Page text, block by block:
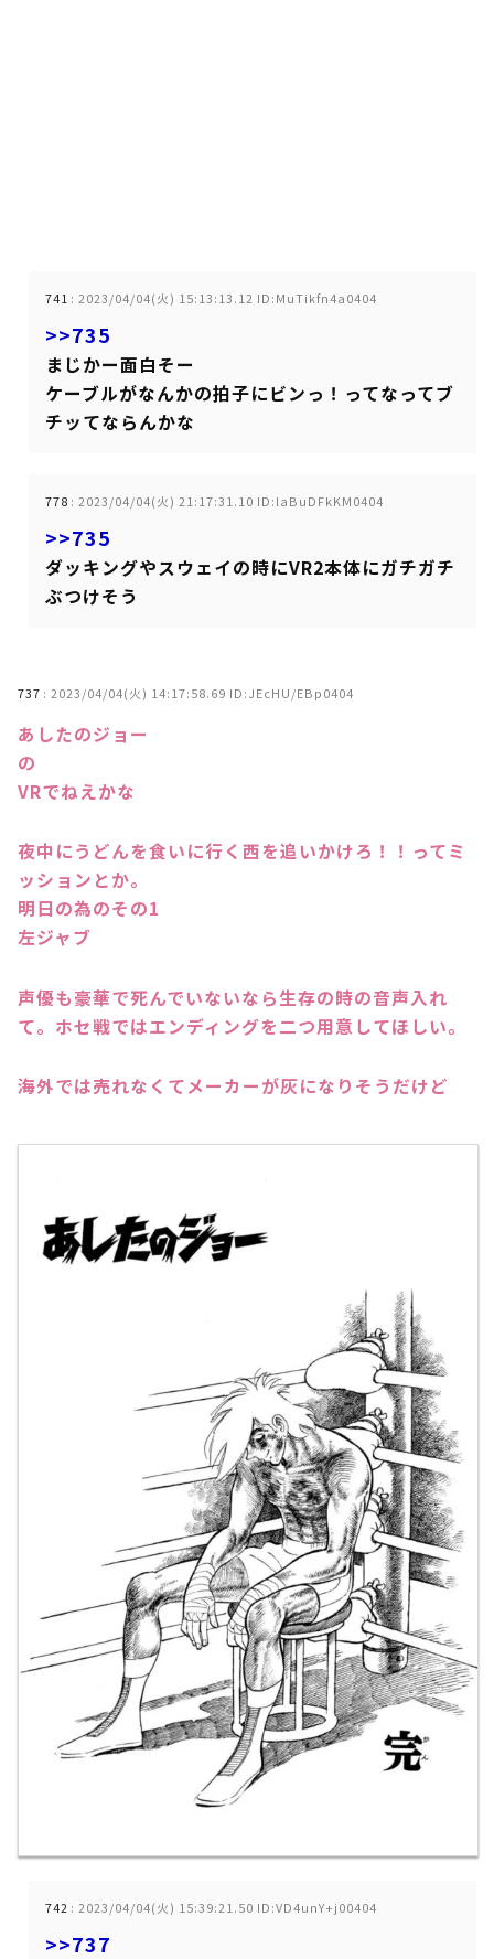
741 : 2023/04/04(火) 15:13:13.12 ID:MuTikfn4a0404
>>735
まじかー面白そー
ケーブルがなんかの拍子にビンっ！ってなってブ
チッてならんかな
778 : 2023/04/04(火) 21:17:31.10 ID:laBuDFkKM0404
>>735
ダッキングやスウェイの時にVR2本体にガチガチ
ぶつけそう
737 : 2023/04/04(火) 14:17:58.69 ID:JEcHU/EBp0404
あしたのジョー
の
VRでねえかな
夜中にうどんを食いに行く西を追いかけろ！！ってミ
ッションとか。
明日の為のその1
左ジャブ
声優も豪華で死んでいないなら生存の時の音声入れ
て。ホセ戦ではエンディングを二つ用意してほしい。
海外では売れなくてメーカーが灰になりそうだけど
742 : 2023/04/04(火) 15:39:21.50 ID:VD4unY+j00404
>>737